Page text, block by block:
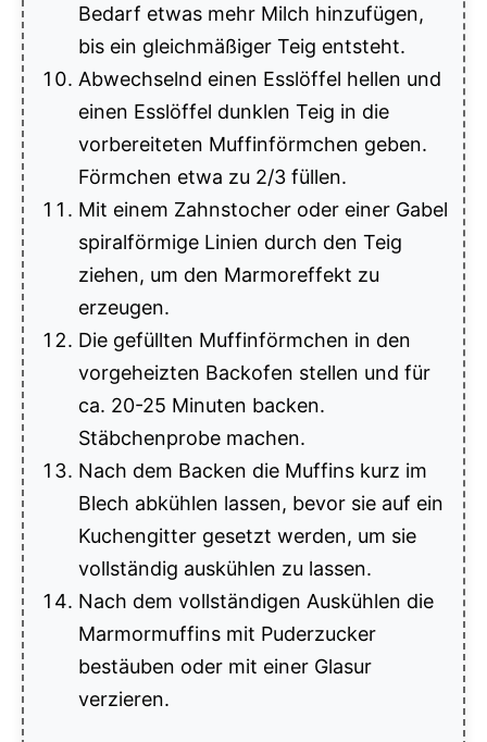
Bedarf etwas mehr Milch hinzufügen,
bis ein gleichmäßiger Teig entsteht.
Abwechselnd einen Esslöffel hellen und
einen Esslöffel dunklen Teig in die
vorbereiteten Muffinförmchen geben.
Förmchen etwa zu 2/3 füllen.
Mit einem Zahnstocher oder einer Gabel
spiralförmige Linien durch den Teig
ziehen, um den Marmoreffekt zu
erzeugen.
Die gefüllten Muffinförmchen in den
vorgeheizten Backofen stellen und für
ca. 20-25 Minuten backen.
Stäbchenprobe machen.
Nach dem Backen die Muffins kurz im
Blech abkühlen lassen, bevor sie auf ein
Kuchengitter gesetzt werden, um sie
vollständig auskühlen zu lassen.
Nach dem vollständigen Auskühlen die
Marmormuffins mit Puderzucker
bestäuben oder mit einer Glasur
verzieren.